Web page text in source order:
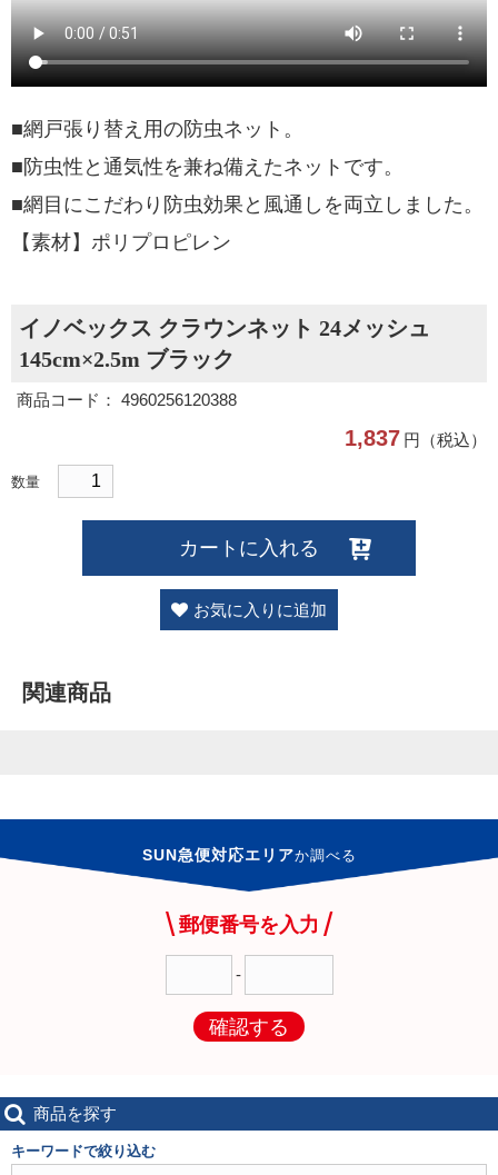
■網戸張り替え用の防虫ネット。
■防虫性と通気性を兼ね備えたネットです。
■網目にこだわり防虫効果と風通しを両立しました。
【素材】ポリプロピレン
イノベックス クラウンネット 24メッシュ
145cm×2.5m ブラック
商品コード： 4960256120388
1,837 円（税込）
数量
カートに入れる
お気に入りに追加
関連商品
SUN急便対応エリアか調べる
郵便番号を入力
-
確認する
商品を探す
キーワードで絞り込む